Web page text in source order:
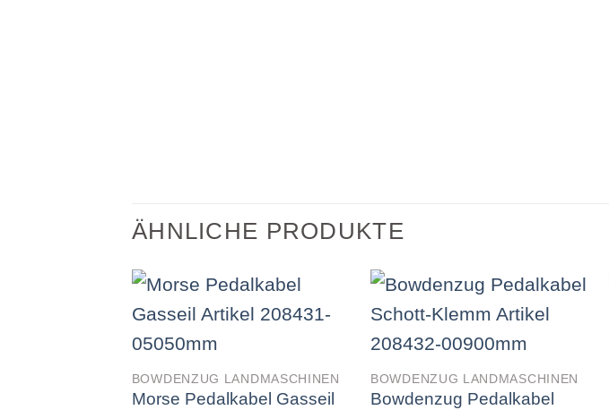
ÄHNLICHE PRODUKTE
BOWDENZUG LANDMASCHINEN
Morse Pedalkabel Gasseil
BOWDENZUG LANDMASCHINEN
Bowdenzug Pedalkabel